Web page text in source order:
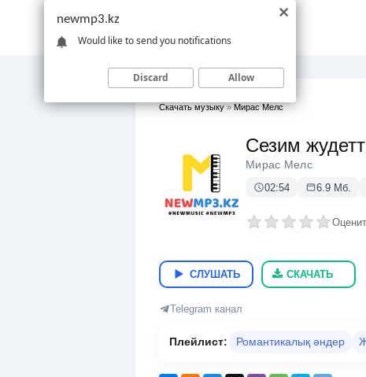
Скачать музыку »Мирас Мелс
Сезим
Мирас Мелс
02:54 6.9 Мб.
СЛУШАТЬ СКАЧАТЬ
Telegram канал
Плейлист: Романтикалық әндер
newmp3.kz
Would like to send you notifications
Discard Allow